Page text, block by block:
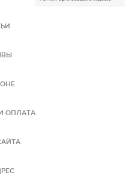
ОПЛАТА